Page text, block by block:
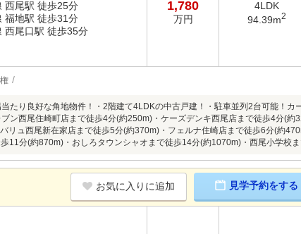
西尾駅 徒歩25分
福地駅 徒歩31分
西尾口駅 徒歩35分
1,780
万円
4LDK
94.39m2
り良好な角地物件！・2階建て4LDKの中古戸建！・駐車並列2台可能！カ
ン西尾住崎町店まで徒歩4分(約250m)・ケーズデンキ西尾店まで徒歩4分(約
リュ西尾新在家店まで徒歩5分(約370m)・フェルナ住崎店まで徒歩6分(約
11分(約870m)・おしろタウンシャオまで徒歩14分(約1070m)・西尾小学校
お気に入りに追加 見学予約をする